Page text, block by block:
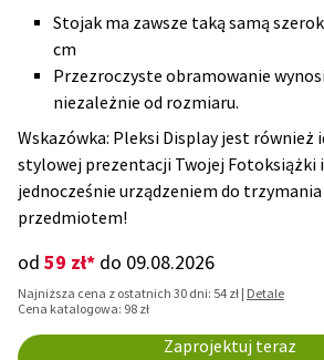
Stojak ma zawsze taką samą
cm
Przezroczyste obramowanie
niezależnie od rozmiaru.
Wskazówka: Pleksi Display jest również
stylowej prezentacji Twojej Fotoksiążki
jednocześnie urządzeniem do
przedmiotem!
od 59 zł* do 09.08.2026
Najniższa cena z ostatnich 30 dni: 54 zł | Detale
Cena katalogowa: 98 zł
Zaprojektuj teraz